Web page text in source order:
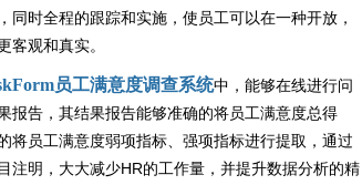
时全程的跟踪和实施，使员工可以在一种开放，
客观和真实。
员工满意度调查系统中，能够在线进行问
报告，其结果报告能够准确的将员工满意度总得
将员工满意度弱项指标、强项指标进行提取，通过
注明，大大减少HR的工作量，并提升数据分析的精